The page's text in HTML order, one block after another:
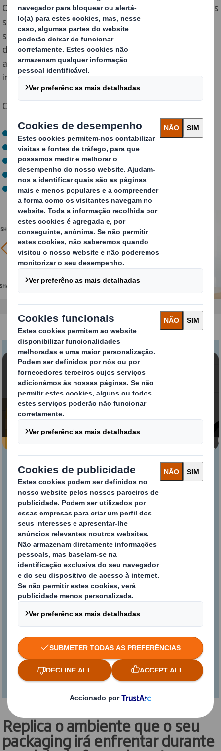
Os seus clientes querem que o seu packaging proteja os
seus produtos e o planeta, por isso também precisa de
ser durável e sustentável. O nosso packaging de alto
desempenho utiliza o mínimo de material possível
antes de ser submetido a testes com o nosso sistema
inteligente e patenteado DISCS™.
Colocamos cada embalagem à prova contra:
Drop (Queda)
Impact (Impacto)
Shock (Choque)
Crush (Esmagamento)
Shake (Agitação)
Conteúdo bloqueado
Para ver este vídeo, deve aceitar as cookies
“funcionais"
Alterar as minhas definições
DISCS™ – Testes de
Packaging para e-
commerce no mundo
real
Utilizámos insights dos clientes e do
setor logístico para desenvolver
DISCS™. Veja como garante que o seu
packaging é resistente e sustentável e
simultaneamente satisfaz as
expetativas dos seus clientes.
Replica o ambiente que o seu
packaging irá enfrentar durante